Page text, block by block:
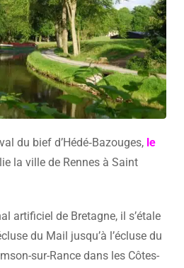
du bief d’Hédé‑Bazouges, le
la ville de Rennes à Saint
artificiel de Bretagne, il s’étale
du Mail jusqu’à l’écluse du
sur-Rance dans les Côtes-